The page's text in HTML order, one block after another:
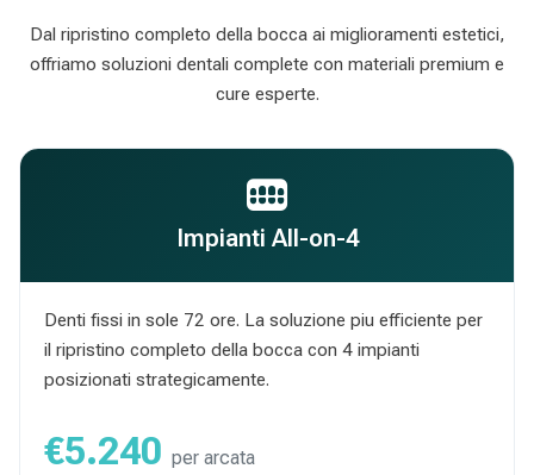
Dal ripristino completo della bocca ai miglioramenti estetici,
offriamo soluzioni dentali complete con materiali premium e
cure esperte.
Impianti All-on-4
Denti fissi in sole 72 ore. La soluzione piu efficiente per
il ripristino completo della bocca con 4 impianti
posizionati strategicamente.
€5.240 per arcata